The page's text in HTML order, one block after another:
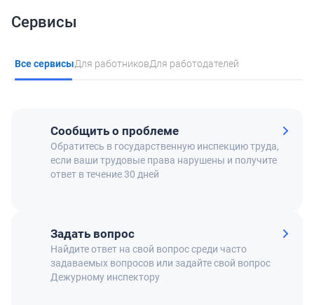
Сервисы
Все сервисыДля работниковДля работодателей
Сообщить о проблеме
Обратитесь в государственную инспекцию труда,
если ваши трудовые права нарушены и получите
ответ в течение 30 дней
Задать вопрос
Найдите ответ на свой вопрос среди часто
задаваемых вопросов или задайте свой вопрос
Дежурному инспектору